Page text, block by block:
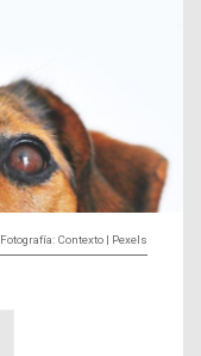
Fotografía: Contexto | Pexels